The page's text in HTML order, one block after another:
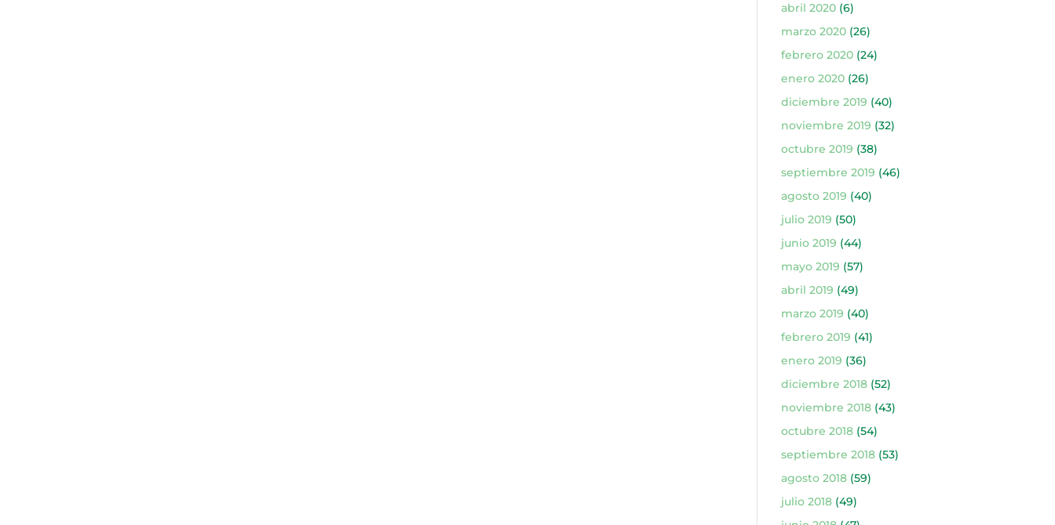
abril 2020(6)
marzo 2020(26)
febrero 2020(24)
enero 2020(26)
diciembre 2019 (40)
noviembre 2019 (32)
octubre 2019 (38)
septiembre 2019 (46)
agosto 2019 (40)
julio 2019 (50)
junio 2019 (44)
mayo 2019 (57)
abril 2019 (49)
marzo 2019 (40)
febrero 2019 (41)
enero 2019 (36)
diciembre 2018(52)
noviembre 2018(43)
octubre 2018(54)
septiembre 2018(53)
agosto 2018(59)
julio 2018(49)